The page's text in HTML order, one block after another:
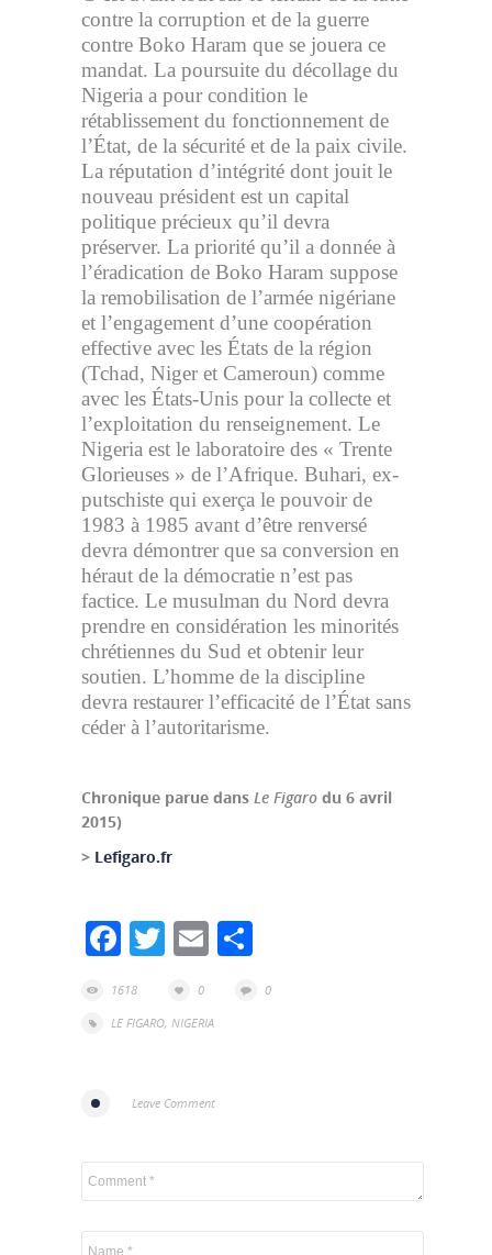
contre la corruption et de la guerre
contre Boko Haram que se jouera ce
mandat. La poursuite du décollage du
Nigeria a pour condition le
rétablissement du fonctionnement de
l’État, de la sécurité et de la paix civile.
La réputation d’intégrité dont jouit le
nouveau président est un capital
politique précieux qu’il devra
préserver. La priorité qu’il a donnée à
l’éradication de Boko Haram suppose
la remobilisation de l’armée nigériane
et l’engagement d’une coopération
effective avec les États de la région
(Tchad, Niger et Cameroun) comme
avec les États-Unis pour la collecte et
l’exploitation du renseignement. Le
Nigeria est le laboratoire des « Trente
Glorieuses » de l’Afrique. Buhari, ex-
putschiste qui exerça le pouvoir de
1983 à 1985 avant d’être renversé
devra démontrer que sa conversion en
héraut de la démocratie n’est pas
factice. Le musulman du Nord devra
prendre en considération les minorités
chrétiennes du Sud et obtenir leur
soutien. L’homme de la discipline
devra restaurer l’efficacité de l’État sans
céder à l’autoritarisme.
Chronique parue dans Le Figaro du 6 avril
2015)
> Lefigaro.fr
Facebook
TwitterEmail
1618 0
0
LE FIGARO, NIGERIA
Leave Comment